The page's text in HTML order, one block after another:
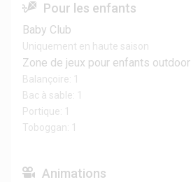
Pour les enfants
Baby Club
Uniquement en haute saison
Zone de jeux pour enfants outdoor
Balançoire: 1
Bac à sable: 1
Portique: 1
Toboggan: 1
Animations